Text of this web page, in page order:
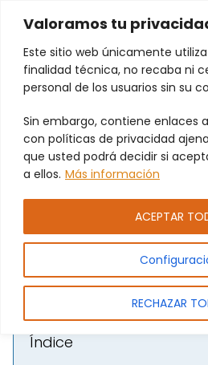
Valoramos tu
Este sitio web únicamente
finalidad técnica, no recaba ni
personal de los usuarios sin su
Sin embargo, contiene enlaces
con políticas de privacidad
que usted podrá decidir si
a ellos. Más información
RECHAZAR
ACEPTAR
Evita averías
servicio de
preventivo
automáticas
Índice